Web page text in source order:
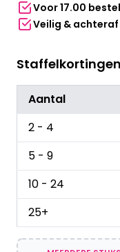
Voor 17.00
Veilig &
Staffelkortingen
Aantal
2 - 4
5 - 9
10 - 24
25+